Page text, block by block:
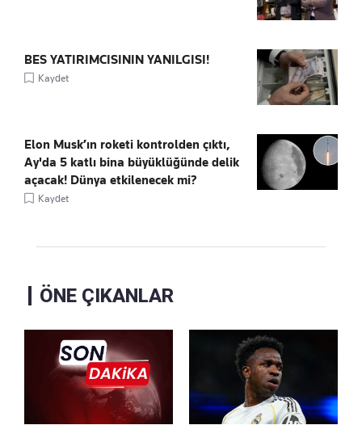
BES YATIRIMCISININ YANILGISI!
Kaydet
Elon Musk’ın roketi kontrolden çıktı,
Ay'da 5 katlı bina büyüklüğünde delik
açacak! Dünya etkilenecek mi?
Kaydet
ÖNE ÇIKANLAR